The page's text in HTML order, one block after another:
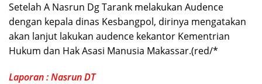
Setelah A Nasrun Dg Tarank melakukan Audence
dengan kepala dinas Kesbangpol, dirinya mengatakan
akan lanjut lakukan audence kekantor Kementrian
Hukum dan Hak Asasi Manusia Makassar.(red/*
Laporan : Nasrun DT